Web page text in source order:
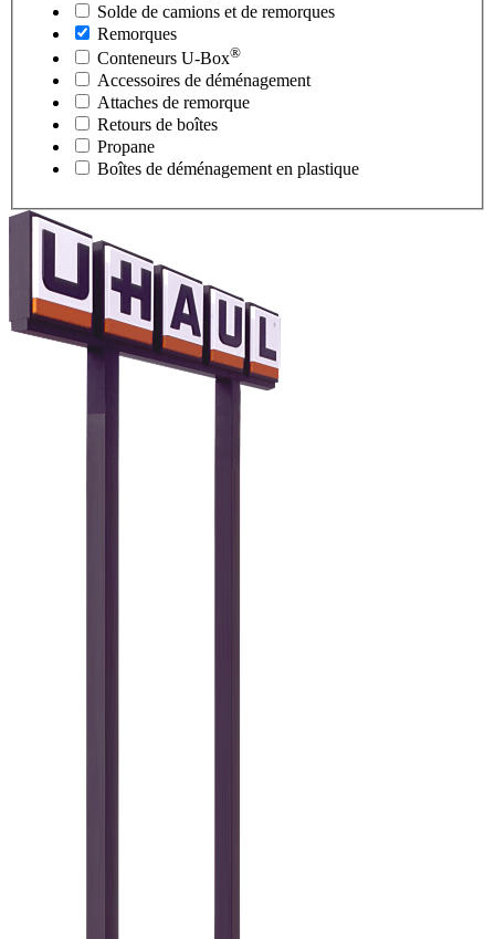
Solde de camions et de remorques
Remorques
Conteneurs U-Box®
Accessoires de déménagement
Attaches de remorque
Retours de boîtes
Propane
Boîtes de déménagement en plastique